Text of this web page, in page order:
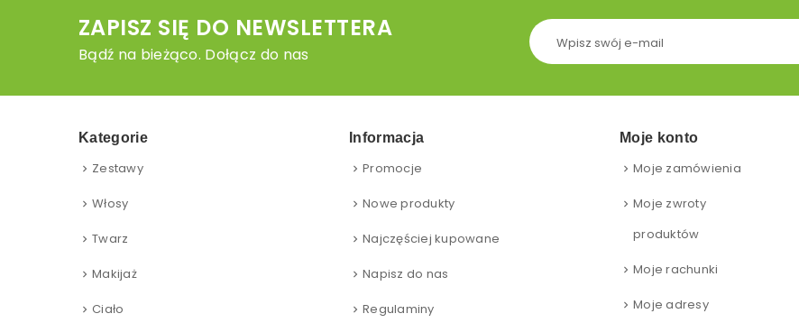
ZAPISZ SIĘ DO NEWSLETTERA
Bądź na bieżąco. Dołącz do nas
Kategorie
Zestawy
Włosy
Twarz
Makijaż
Ciało
Informacja
Promocje
Nowe produkty
Najczęściej kupowane
Napisz do nas
Regulaminy
Moje konto
Moje zamówienia
Moje zwroty
produktów
Moje rachunki
Moje adresy